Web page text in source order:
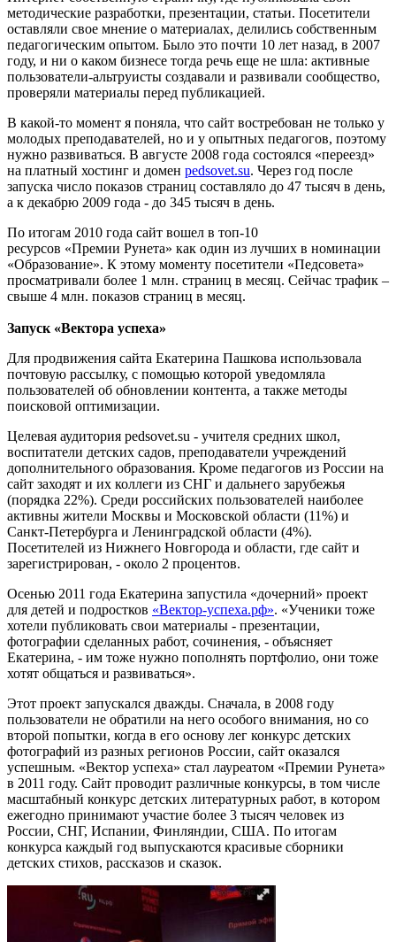
методические разработки, презентации, статьи. Посетители
оставляли свое мнение о материалах, делились собственным
педагогическим опытом. Было это почти 10 лет назад, в 2007
году, и ни о каком бизнесе тогда речь еще не шла: активные
пользователи-альтруисты создавали и развивали сообщество,
проверяли материалы перед публикацией.
В какой-то момент я поняла, что сайт востребован не только у
молодых преподавателей, но и у опытных педагогов, поэтому
нужно развиваться. В августе 2008 года состоялся «переезд»
на платный хостинг и домен pedsovet.su. Через год после
запуска число показов страниц составляло до 47 тысяч в день,
а к декабрю 2009 года - до 345 тысяч в день.
По итогам 2010 года сайт вошел в топ-10
ресурсов «Премии Рунета» как один из лучших в номинации
«Образование». К этому моменту посетители «Педсовета»
просматривали более 1 млн. страниц в месяц. Сейчас трафик –
свыше 4 млн. показов страниц в месяц.
Запуск «Вектора успеха»
Для продвижения сайта Екатерина Пашкова использовала
почтовую рассылку, с помощью которой уведомляла
пользователей об обновлении контента, а также методы
поисковой оптимизации.
Целевая аудитория pedsovet.su - учителя средних школ,
воспитатели детских садов, преподаватели учреждений
дополнительного образования. Кроме педагогов из России на
сайт заходят и их коллеги из СНГ и дальнего зарубежья
(порядка 22%). Среди российских пользователей наиболее
активны жители Москвы и Московской области (11%) и
Санкт-Петербурга и Ленинградской области (4%).
Посетителей из Нижнего Новгорода и области, где сайт и
зарегистрирован, - около 2 процентов.
Осенью 2011 года Екатерина запустила «дочерний» проект
для детей и подростков «Вектор-успеха.рф». «Ученики тоже
хотели публиковать свои материалы - презентации,
фотографии сделанных работ, сочинения, - объясняет
Екатерина, - им тоже нужно пополнять портфолио, они тоже
хотят общаться и развиваться».
Этот проект запускался дважды. Сначала, в 2008 году
пользователи не обратили на него особого внимания, но со
второй попытки, когда в его основу лег конкурс детских
фотографий из разных регионов России, сайт оказался
успешным. «Вектор успеха» стал лауреатом «Премии Рунета»
в 2011 году. Сайт проводит различные конкурсы, в том числе
масштабный конкурс детских литературных работ, в котором
ежегодно принимают участие более 3 тысяч человек из
России, СНГ, Испании, Финляндии, США. По итогам
конкурса каждый год выпускаются красивые сборники
детских стихов, рассказов и сказок.